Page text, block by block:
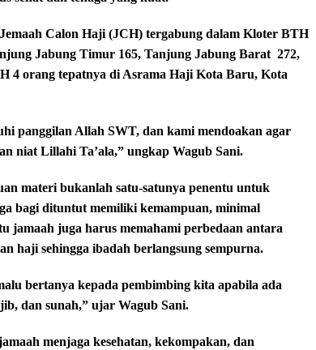
Calon Haji (JCH) tergabung dalam Kloter BTH
Jabung Timur 165, Tanjung Jabung Barat 272,
4 orang tepatnya di Asrama Haji Kota Baru, Kota
panggilan Allah SWT, dan kami mendoakan agar
niat Lillahi Ta’ala,” ungkap Wagub Sani.
materi bukanlah satu-satunya penentu untuk
bagi dituntut memiliki kemampuan, minimal
jamaah juga harus memahami perbedaan antara
haji sehingga ibadah berlangsung sempurna.
bertanya kepada pembimbing kita apabila ada
dan sunah,” ujar Wagub Sani.
menjaga kesehatan, kekompakan, dan